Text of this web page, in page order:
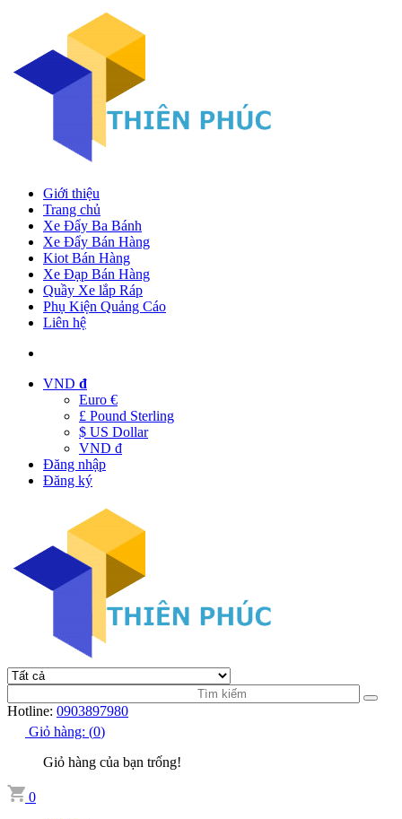
Giới thiệu
Trang chủ
Xe Đẩy Ba Bánh
Xe Đẩy Bán Hàng
Kiot Bán Hàng
Xe Đạp Bán Hàng
Quầy Xe lắp Ráp
Phụ Kiện Quảng Cáo
Liên hệ
VND đ
Euro €
£ Pound Sterling
$ US Dollar
VND đ
Đăng nhập
Đăng ký
Hotline: 0903897980
Giỏ hàng: (0)
Giỏ hàng của bạn trống!
0